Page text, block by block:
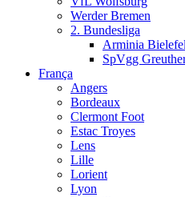
Werder Bremen
2. Bundesliga
Arminia
SpVgg
França
Angers
Bordeaux
Clermont Foot
Estac Troyes
Lens
Lille
Lorient
Lyon